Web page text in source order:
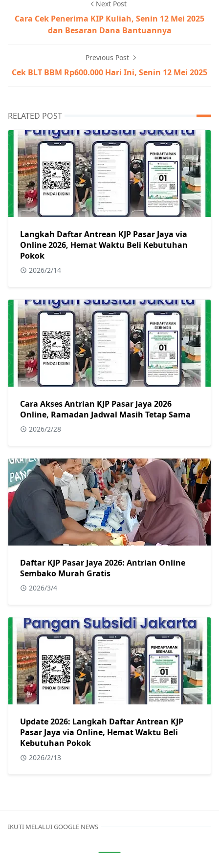
Next Post
Cara Cek Penerima KIP Kuliah, Senin 12 Mei 2025
dan Besaran Dana Bantuannya
Previous Post
Cek BLT BBM Rp600.000 Hari Ini, Senin 12 Mei 2025
RELATED POST
Langkah Daftar Antrean KJP Pasar Jaya via
Online 2026, Hemat Waktu Beli Kebutuhan
Pokok
2026/2/14
Cara Akses Antrian KJP Pasar Jaya 2026
Online, Ramadan Jadwal Masih Tetap Sama
2026/2/28
Daftar KJP Pasar Jaya 2026: Antrian Online
Sembako Murah Gratis
2026/3/4
Update 2026: Langkah Daftar Antrean KJP
Pasar Jaya via Online, Hemat Waktu Beli
Kebutuhan Pokok
2026/2/13
IKUTI MELALUI GOOGLE NEWS